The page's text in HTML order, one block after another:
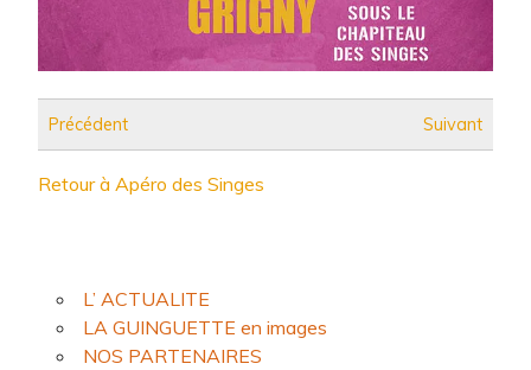
Précédent Suivant
Retour à Apéro des Singes
L’ ACTUALITE
LA GUINGUETTE en images
NOS PARTENAIRES